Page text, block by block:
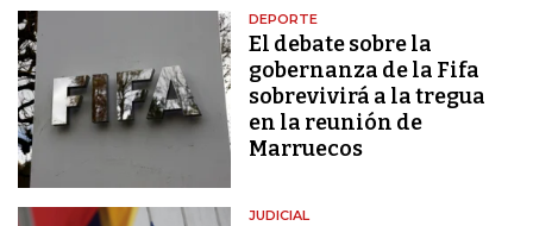
DEPORTE
El debate sobre la
gobernanza de la Fifa
sobrevivirá a la tregua
en la reunión de
Marruecos
JUDICIAL